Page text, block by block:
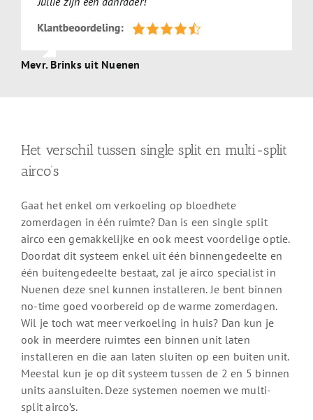
Mevr. Brinks uit Nuenen
Het verschil tussen single split en multi-split
airco’s
Gaat het enkel om verkoeling op bloedhete
zomerdagen in één ruimte? Dan is een single split
airco een gemakkelijke en ook meest voordelige optie.
Doordat dit systeem enkel uit één binnengedeelte en
één buitengedeelte bestaat, zal je airco specialist in
Nuenen deze snel kunnen installeren. Je bent binnen
no-time goed voorbereid op de warme zomerdagen.
Wil je toch wat meer verkoeling in huis? Dan kun je
ook in meerdere ruimtes een binnen unit laten
installeren en die aan laten sluiten op een buiten unit.
Meestal kun je op dit systeem tussen de 2 en 5 binnen
units aansluiten. Deze systemen noemen we multi-
split airco’s.